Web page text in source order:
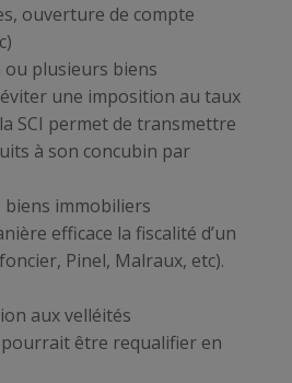
ouverture de compte
plusieurs biens
une imposition au taux
SCI permet de transmettre
à son concubin par
immobiliers
efficace la fiscalité d’un
Pinel, Malraux, etc).
aux velléités
être requalifier en